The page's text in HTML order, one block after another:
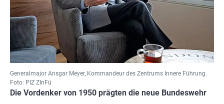
Generalmajor Ansgar Meyer, Kommandeur des Zentrums Innere Führung.
Foto: PIZ ZInFü
Die Vordenker von 1950 prägten die neue Bundeswehr